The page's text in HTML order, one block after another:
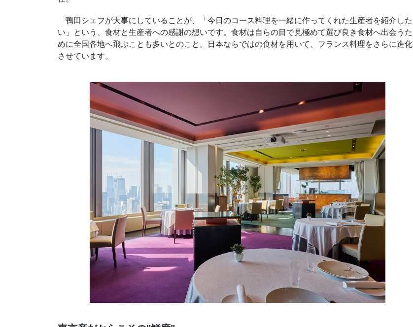
鴨田シェフが大事にしていることが、「今日のコース料理を一緒に作ってくれた生産者を紹介した
い」という、食材と生産者への感謝の想いです。食材は自らの目で見極めて選び良き食材へ出会うた
めに全国各地へ飛ぶことも多いとのこと。日本ならではの食材を用いて、フランス料理をさらに進化
させています。